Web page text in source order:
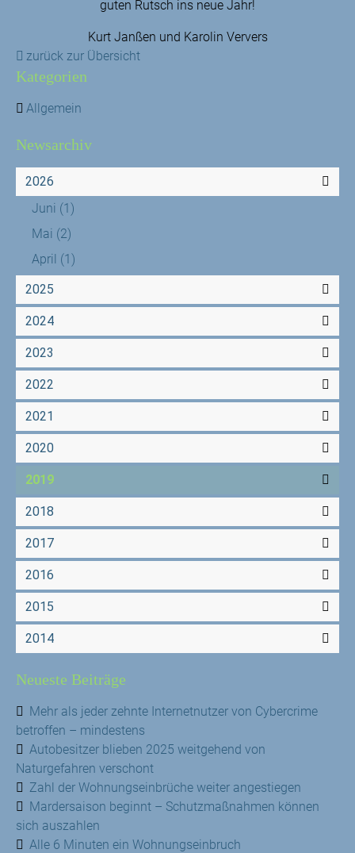
guten Rutsch ins neue Jahr!
Kurt Janßen und Karolin Ververs
zurück zur Übersicht
Kategorien
Allgemein
Newsarchiv
2026
Juni (1)
Mai (2)
April (1)
2025
2024
2023
2022
2021
2020
2019
2018
2017
2016
2015
2014
Neueste Beiträge
Mehr als jeder zehnte Internetnutzer von Cybercrime
betroffen – mindestens
Autobesitzer blieben 2025 weitgehend von
Naturgefahren verschont
Zahl der Wohnungseinbrüche weiter angestiegen
Mardersaison beginnt – Schutzmaßnahmen können
sich auszahlen
Alle 6 Minuten ein Wohnungseinbruch